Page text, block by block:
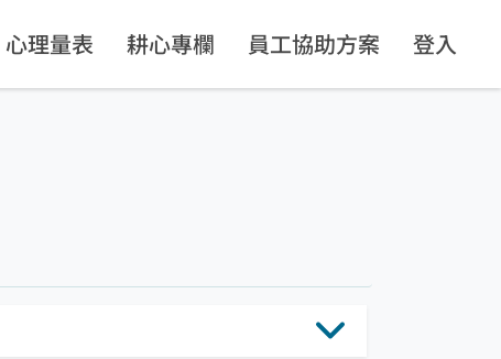
心理量表 耕心專欄 員工協助方案 登入